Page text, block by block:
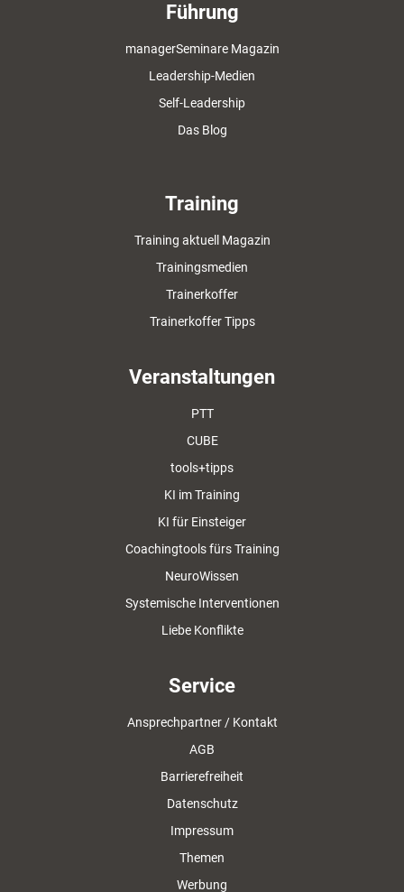
Führung
managerSeminare Magazin
Leadership-Medien
Self-Leadership
Das Blog
Training
Training aktuell Magazin
Trainingsmedien
Trainerkoffer
Trainerkoffer Tipps
Veranstaltungen
PTT
CUBE
tools+tipps
KI im Training
KI für Einsteiger
Coachingtools fürs Training
NeuroWissen
Systemische Interventionen
Liebe Konflikte
Service
Ansprechpartner / Kontakt
AGB
Barrierefreiheit
Datenschutz
Impressum
Themen
Werbung